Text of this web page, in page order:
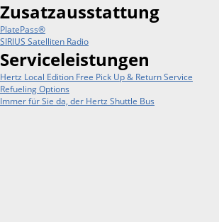
Zusatzausstattung
PlatePass®
SIRIUS Satelliten Radio
Serviceleistungen
Hertz Local Edition Free Pick Up & Return Service
Refueling Options
Immer für Sie da, der Hertz Shuttle Bus